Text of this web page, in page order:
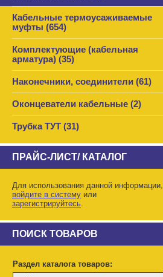
Кабельные термоусаживаемые
муфты (654)
Комплектующие (кабельная
арматура) (35)
Наконечники, соединители (61)
Оконцеватели кабельные (2)
Трубка ТУТ (31)
ПРАЙС-ЛИСТ/ КАТАЛОГ
Для использования данной информации,
войдите в систему или
зарегистрируйтесь.
ПОИСК ТОВАРОВ
Раздел каталога товаров: